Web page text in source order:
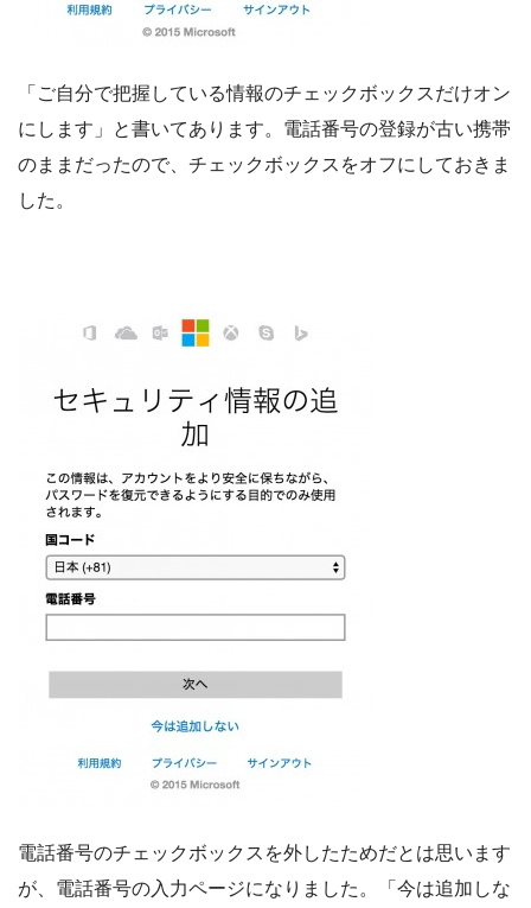
「ご自分で把握している情報のチェックボックスだけオン
にします」と書いてあります。電話番号の登録が古い携帯
のままだったので、チェックボックスをオフにしておきま
した。
電話番号のチェックボックスを外したためだとは思います
が、電話番号の入力ページになりました。「今は追加しな